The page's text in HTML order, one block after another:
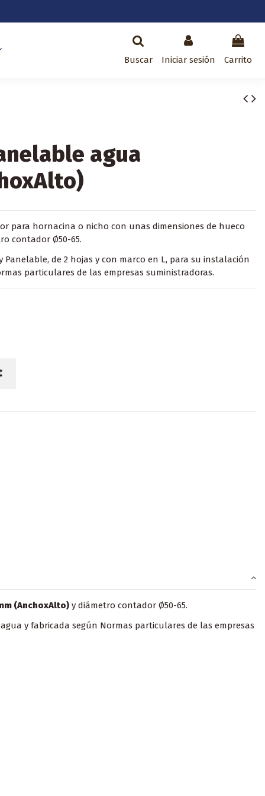
Buscar Iniciar sesión Carrito
agua
para hornacina o nicho con unas dimensiones de hueco
contador Ø50-65.
de 2 hojas y con marco en L, para su instalación
particulares de las empresas suministradoras.
(AnchoxAlto) y diámetro contador Ø50-65.
y fabricada según Normas particulares de las empresas